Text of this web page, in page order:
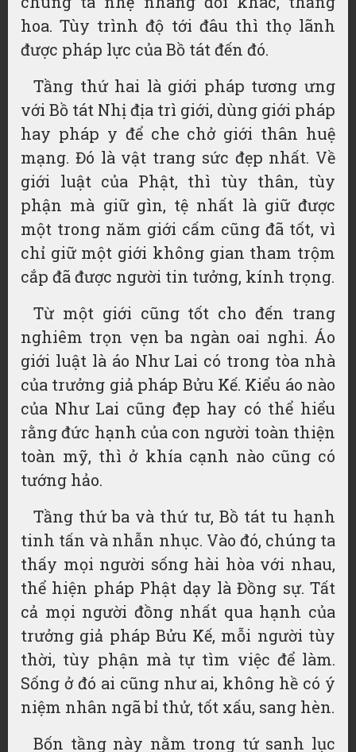
hoa. Tùy trình độ tới đâu thì thọ lãnh
được pháp lực của Bồ tát đến đó.
Tầng thứ hai là giới pháp tương ưng
với Bồ tát Nhị địa trì giới, dùng giới pháp
hay pháp y để che chở giới thân huệ
mạng. Đó là vật trang sức đẹp nhất. Về
giới luật của Phật, thì tùy thân, tùy
phận mà giữ gìn, tệ nhất là giữ được
một trong năm giới cấm cũng đã tốt, vì
chỉ giữ một giới không gian tham trộm
cắp đã được người tin tưởng, kính trọng.
Từ một giới cũng tốt cho đến trang
nghiêm trọn vẹn ba ngàn oai nghi. Áo
giới luật là áo Như Lai có trong tòa nhà
của trưởng giả pháp Bửu Kế. Kiểu áo nào
của Như Lai cũng đẹp hay có thể hiểu
rằng đức hạnh của con người toàn thiện
toàn mỹ, thì ở khía cạnh nào cũng có
tướng hảo.
Tầng thứ ba và thứ tư, Bồ tát tu hạnh
tinh tấn và nhẫn nhục. Vào đó, chúng ta
thấy mọi người sống hài hòa với nhau,
thể hiện pháp Phật dạy là Đồng sự. Tất
cả mọi người đồng nhất qua hạnh của
trưởng giả pháp Bửu Kế, mỗi người tùy
thời, tùy phận mà tự tìm việc để làm.
Sống ở đó ai cũng như ai, không hề có ý
niệm nhân ngã bỉ thử, tốt xấu, sang hèn.
Bốn tầng này nằm trong tứ sanh lục